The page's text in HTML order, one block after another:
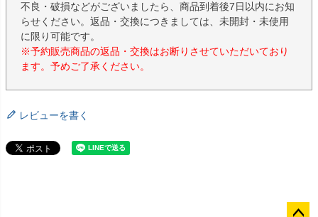
不良・破損などがございましたら、商品到着後7日以内にお知
らせください。返品・交換につきましては、未開封・未使用
に限り可能です。
※予約販売商品の返品・交換はお断りさせていただいており
ます。予めご了承ください。
レビューを書く